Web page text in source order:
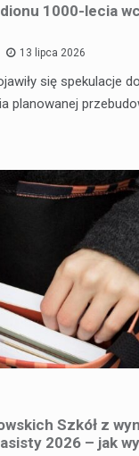
1000-lecia
13 lipca 2026
się spekulacje
planowanej
Szkół z
2026 – jak